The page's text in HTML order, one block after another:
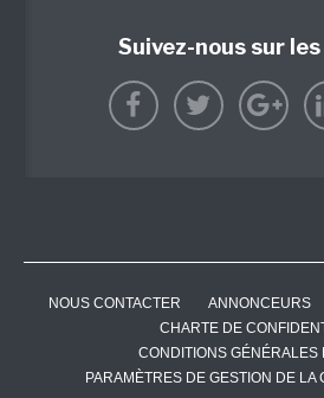
Suivez-nous sur
NOUS CONTACTER ANNONCEURS
CHARTE DE
CONDITIONS GÉNÉRALES
PARAMÈTRES DE GESTION DE LA